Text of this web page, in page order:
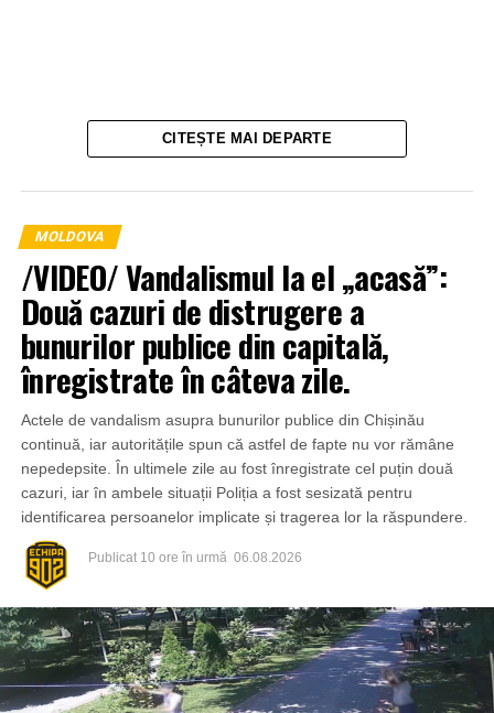
CITEȘTE MAI DEPARTE
MOLDOVA
/VIDEO/ Vandalismul la el „acasă”:
Două cazuri de distrugere a
bunurilor publice din capitală,
înregistrate în câteva zile.
Actele de vandalism asupra bunurilor publice din Chișinău
continuă, iar autoritățile spun că astfel de fapte nu vor rămâne
nepedepsite. În ultimele zile au fost înregistrate cel puțin două
cazuri, iar în ambele situații Poliția a fost sesizată pentru
identificarea persoanelor implicate și tragerea lor la răspundere.
Publicat 10 ore în urmă 06.08.2026